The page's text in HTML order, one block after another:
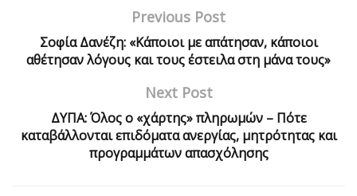
Previous Post
Σοφία Δανέζη: «Κάποιοι µε απάτησαν, κάποιοι
αθέτησαν λόγους και τους έστειλα στη µάνα τους»
Next Post
ΔΥΠΑ: Όλος ο «χάρτης» πληρωμών – Πότε
καταβάλλονται επιδόματα ανεργίας, μητρότητας και
προγραμμάτων απασχόλησης